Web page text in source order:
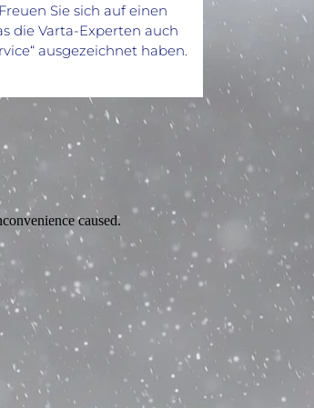
Sie sich auf einen
die Varta-Experten auch
ausgezeichnet haben.